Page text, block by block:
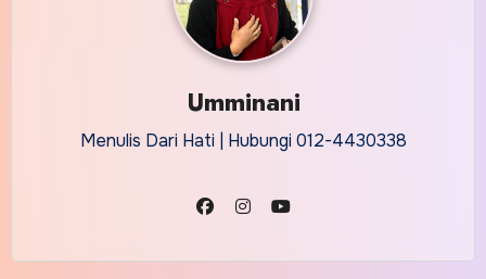
Umminani
Menulis Dari Hati | Hubungi 012-4430338